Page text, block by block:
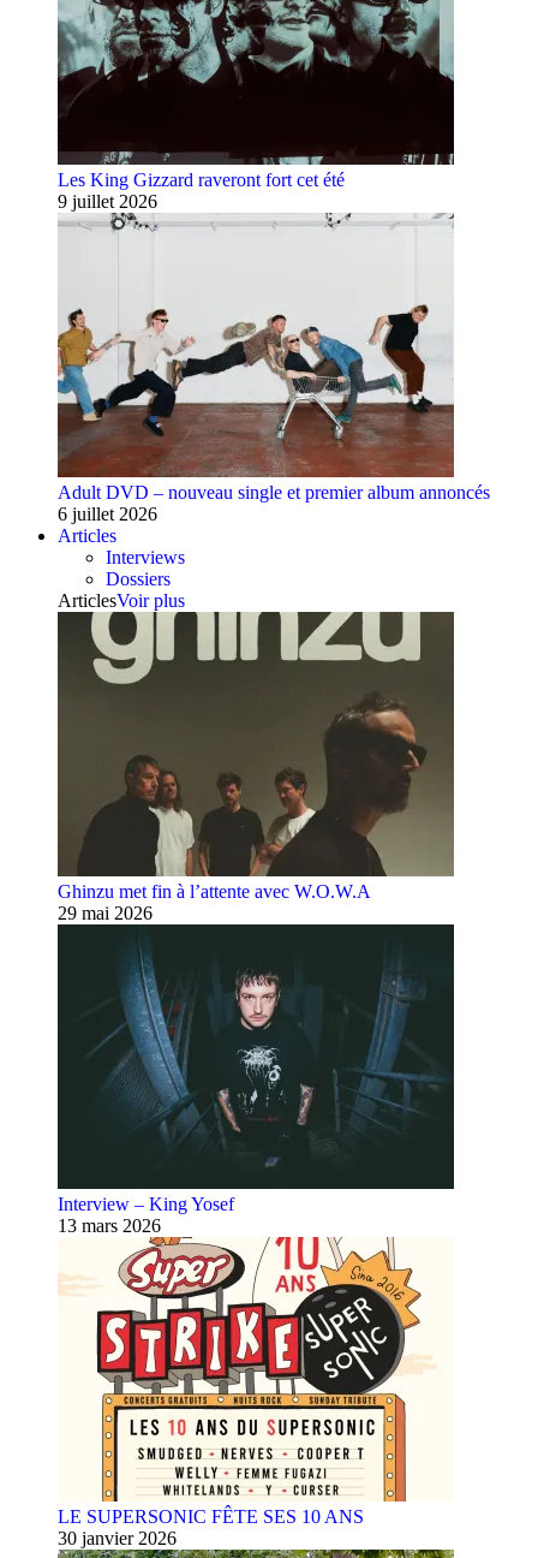
Les King Gizzard raveront fort cet été
9 juillet 2026
Adult DVD – nouveau single et premier album annoncés
6 juillet 2026
Articles
Interviews
Dossiers
ArticlesVoir plus
Ghinzu met fin à l’attente avec W.O.W.A
29 mai 2026
Interview – King Yosef
13 mars 2026
LE SUPERSONIC FÊTE SES 10 ANS
30 janvier 2026